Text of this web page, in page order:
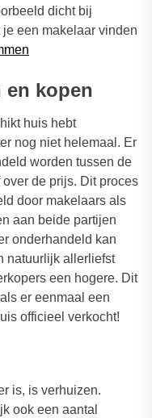
dicht bij
een makelaar vinden
en kopen
huis hebt
nog niet helemaal. Er
worden tussen de
de prijs. Dit proces
door makelaars als
aan beide partijen
onderhandeld kan
natuurlijk allerliefst
een hogere. Dit
er eenmaal een
officieel verkocht!
is, is verhuizen.
ook een aantal